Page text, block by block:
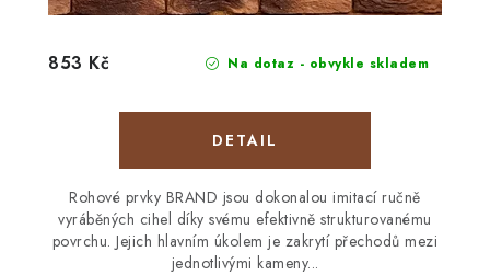
Na dotaz - obvykle skladem
853 Kč
Rohové prvky BRAND jsou dokonalou imitací ručně
vyráběných cihel díky svému efektivně strukturovanému
povrchu. Jejich hlavním úkolem je zakrytí přechodů mezi
jednotlivými kameny...